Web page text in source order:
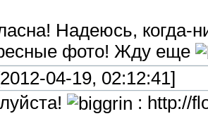
Надеюсь, когда-
фото! Жду еще
04-19, 02:12:41]
: http://